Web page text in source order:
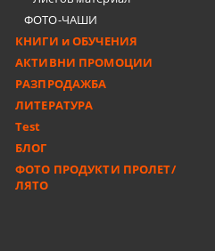
ФОТО-ЧАШИ
КНИГИ и ОБУЧЕНИЯ
АКТИВНИ ПРОМОЦИИ
РАЗПРОДАЖБА
ЛИТЕРАТУРА
Test
БЛОГ
ФОТО ПРОДУКТИ ПРОЛЕТ/
ЛЯТО